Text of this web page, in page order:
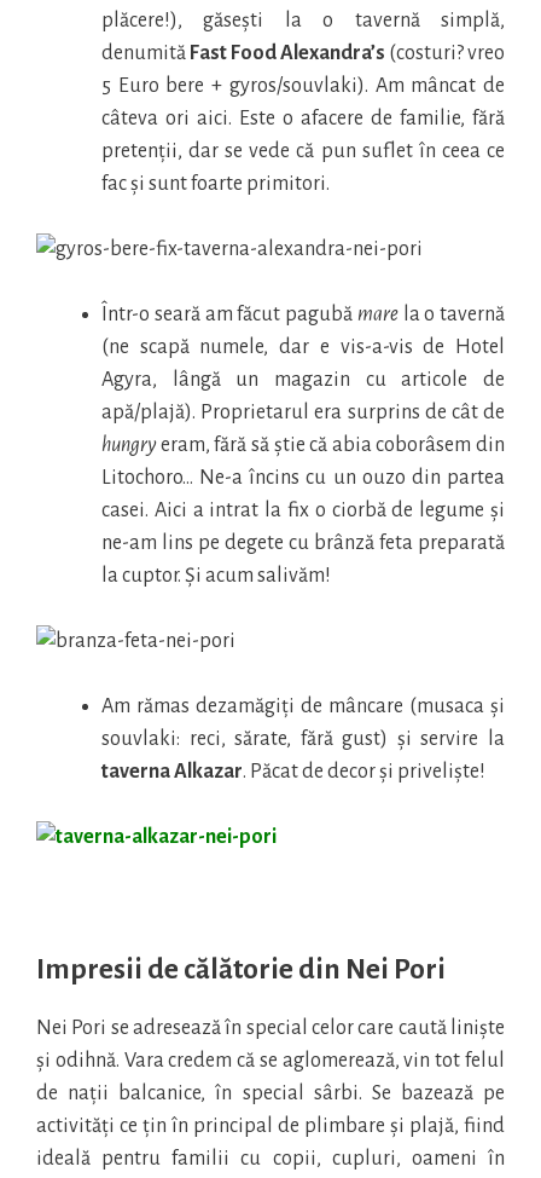
plăcere!), găsești la o tavernă simplă,
denumită Fast Food Alexandra’s (costuri? vreo
5 Euro bere + gyros/souvlaki). Am mâncat de
câteva ori aici. Este o afacere de familie, fără
pretenții, dar se vede că pun suflet în ceea ce
fac și sunt foarte primitori.
Într-o seară am făcut pagubă marela o tavernă
(ne scapă numele, dar e vis-a-vis de Hotel
Agyra, lângă un magazin cu articole de
apă/plajă). Proprietarul era surprins de cât de
hungryeram, fără să știe că abia coborâsem din
Litochoro… Ne-a încins cu un ouzo din partea
casei. Aici a intrat la fix o ciorbă de legume și
ne-am lins pe degete cu brânză feta preparată
la cuptor. Și acum salivăm!
Am rămas dezamăgiți de mâncare (musaca și
souvlaki: reci, sărate, fără gust) și servire la
taverna Alkazar. Păcat de decor și priveliște!
Impresii de călătorie din Nei Pori
Nei Pori se adresează în special celor care caută liniște
și odihnă. Vara credem că se aglomerează, vin tot felul
de nații balcanice, în special sârbi. Se bazează pe
activități ce țin în principal de plimbare și plajă, fiind
ideală pentru familii cu copii, cupluri, oameni în